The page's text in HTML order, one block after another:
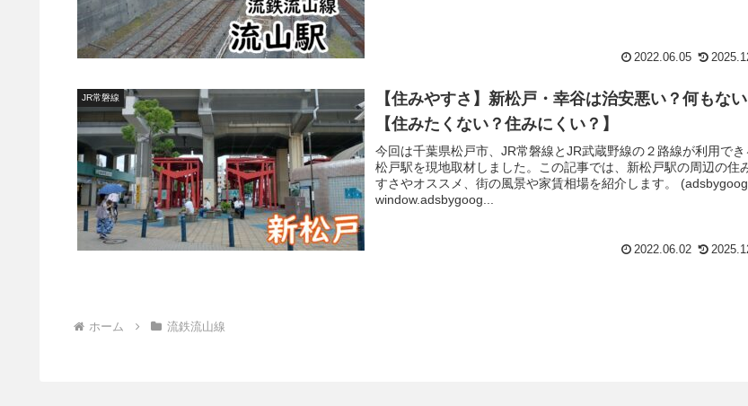
2022.06.05
JR常磐線
【住みやすさ】新松戸・幸谷は治安悪い？何もない
【住みたくない？住みにくい？】
今回は千葉県松戸市、JR常磐線とJR武蔵野線の２路線が利用でき
松戸駅を現地取材しました。この記事では、新松戸駅の周辺の住
すさやオススメ、街の風景や家賃相場を紹介します。
window.adsbygoog...
2022.06.02
ホーム 流鉄流山線